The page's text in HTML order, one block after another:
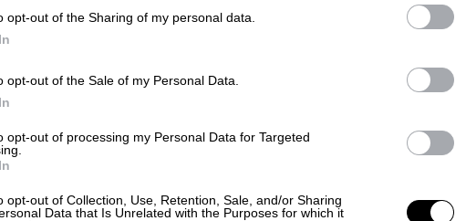
opt-out of the Sharing of my personal data.
opt-out of the Sale of my Personal Data.
opt-out of processing my Personal Data for Targeted
opt-out of Collection, Use, Retention, Sale, and/or Sharing
Data that Is Unrelated with the Purposes for which it
ασφαλείαςσε πολυκατοικία στην πόλη
να μπαίνει στο ασανσέρ
να βγαίνουν καπνοί από το εσωτερικό
τους Φρουρούς της Επανάστασης